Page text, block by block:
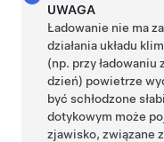
UWAGA
Ładowanie nie ma
działania układu
(np. przy ładowaniu
dzień) powietrze
być schłodzone
dotykowym może
zjawisko, związane